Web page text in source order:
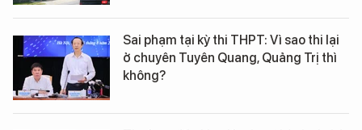
Sai phạm tại kỳ thi THPT: Vì sao thi lại
ở chuyên Tuyên Quang, Quảng Trị thì
không?